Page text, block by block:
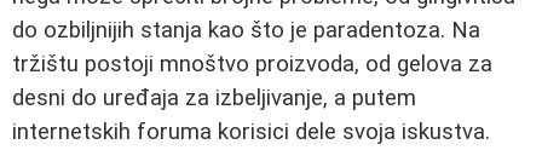
do ozbiljnijih stanja kao što je paradentoza. Na
tržištu postoji mnoštvo proizvoda, od gelova za
desni do uređaja za izbeljivanje, a putem
internetskih foruma korisici dele svoja iskustva.